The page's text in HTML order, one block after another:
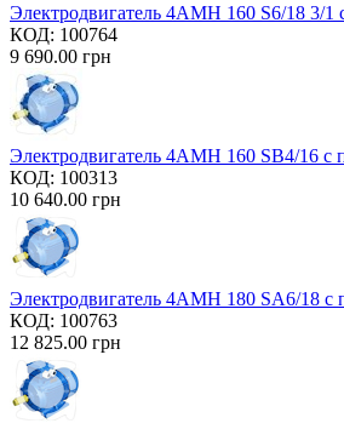
Электродвигатель 4AMH 160 S6/18
КОД: 100764
9 690.00 грн
Электродвигатель 4AMH 160 SB4/16
КОД: 100313
10 640.00 грн
Электродвигатель 4AMH 180 SA6/18
КОД: 100763
12 825.00 грн